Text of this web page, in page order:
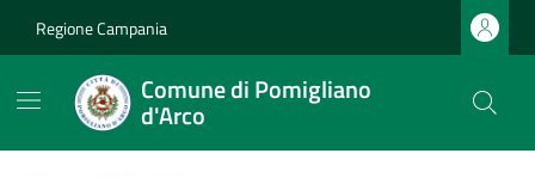
Regione Campania
Comune di Pomigliano
d'Arco